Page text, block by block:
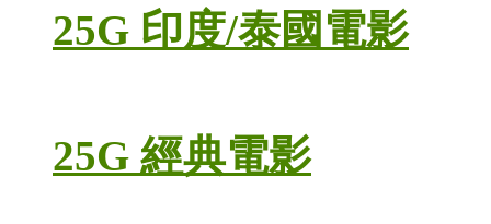
25G 印度/泰國電影
25G 經典電影